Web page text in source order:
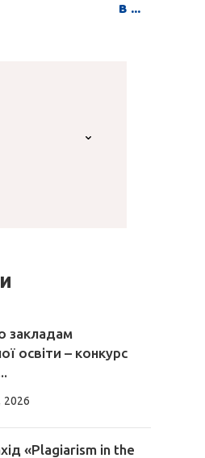
в ...
закладам
освіти – конкурс
2026
«Plagiarism in the